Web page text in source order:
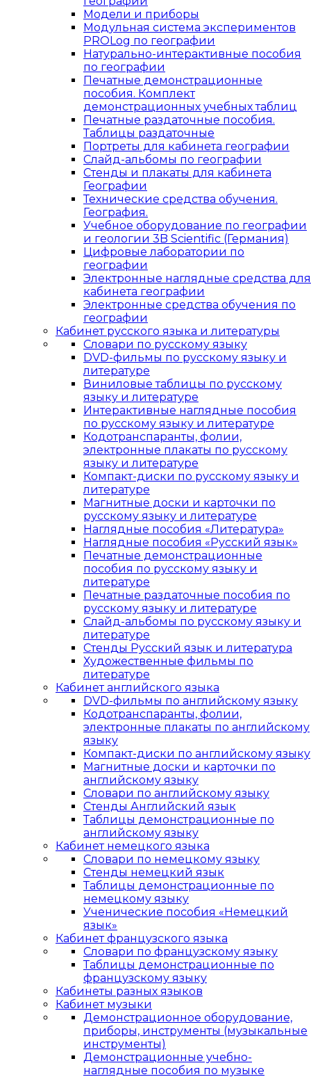
Модели и приборы
Модульная система экспериментов
PROLog по географии
Натурально-интерактивные пособия
по географии
Печатные демонстрационные
пособия. Комплект
демонстрационных учебных таблиц
Печатные раздаточные пособия.
Таблицы раздаточные
Портреты для кабинета географии
Слайд-альбомы по географии
Стенды и плакаты для кабинета
Географии
Технические средства обучения.
География.
Учебное оборудование по географии
и геологии 3B Scientific (Германия)
Цифровые лаборатории по
географии
Электронные наглядные средства для
кабинета географии
Электронные средства обучения по
географии
Кабинет русского языка и литературы
Cловари по русскому языку
DVD-фильмы по русскому языку и
литературе
Виниловые таблицы по русскому
языку и литературе
Интерактивные наглядные пособия
по русскому языку и литературе
Кодотранспаранты, фолии,
электронные плакаты по русскому
языку и литературе
Компакт-диски по русскому языку и
литературе
Магнитные доски и карточки по
русскому языку и литературе
Наглядные пособия «Литература»
Наглядные пособия «Русский язык»
Печатные демонстрационные
пособия по русскому языку и
литературе
Печатные раздаточные пособия по
русскому языку и литературе
Слайд-альбомы по русскому языку и
литературе
Стенды Русский язык и литература
Художественные фильмы по
литературе
Кабинет английского языка
DVD-фильмы по английскому языку
Кодотранспаранты, фолии,
электронные плакаты по английскому
языку
Компакт-диски по английскому языку
Магнитные доски и карточки по
английскому языку
Словари по английскому языку
Стенды Английский язык
Таблицы демонстрационные по
английскому языку
Кабинет немецкого языка
Словари по немецкому языку
Стенды немецкий язык
Таблицы демонстрационные по
немецкому языку
Ученические пособия «Немецкий
язык»
Кабинет французского языка
Словари по французскому языку
Таблицы демонстрационные по
французскому языку
Кабинеты разных языков
Кабинет музыки
Демонстрационное оборудование,
приборы, инструменты (музыкальные
инструменты)
Демонстрационные учебно-
наглядные пособия по музыке